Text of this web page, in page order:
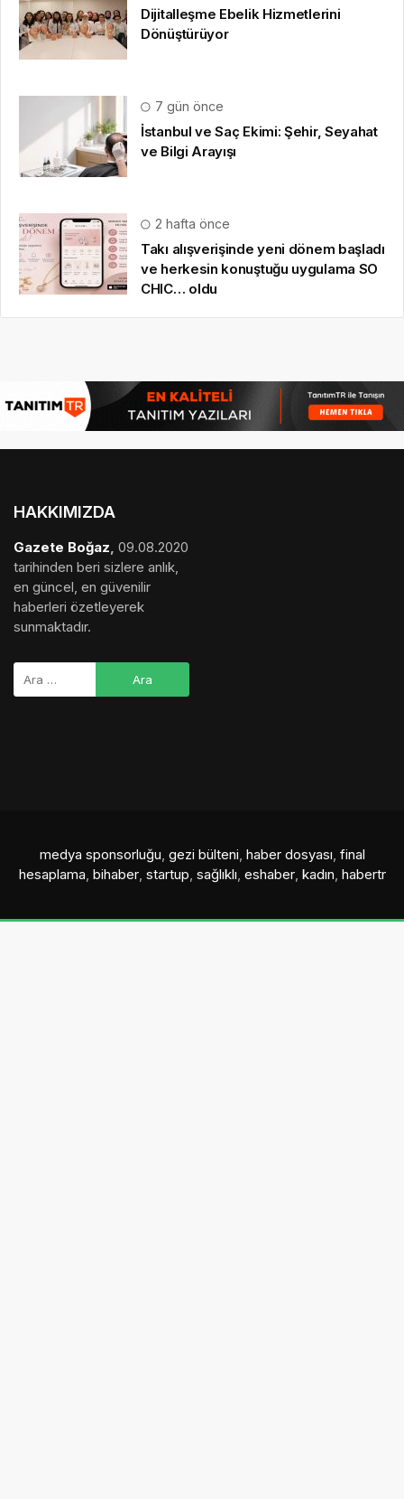
Dijitalleşme Ebelik Hizmetlerini
Dönüştürüyor
7 gün önce
İstanbul ve Saç Ekimi: Şehir, Seyahat
ve Bilgi Arayışı
2 hafta önce
Takı alışverişinde yeni dönem başladı
ve herkesin konuştuğu uygulama SO
CHIC… oldu
HAKKIMIZDA
Gazete Boğaz, 09.08.2020
tarihinden beri sizlere anlık,
en güncel, en güvenilir
haberleri özetleyerek
sunmaktadır.
medya sponsorluğu, gezi bülteni, haber dosyası, final
hesaplama, bihaber, startup, sağlıklı, eshaber, kadın, habertr